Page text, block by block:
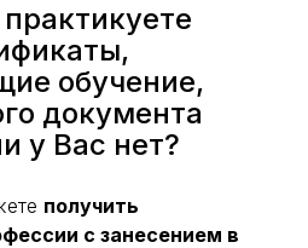
обучение,
документа
у Вас нет?
получить
с занесением в